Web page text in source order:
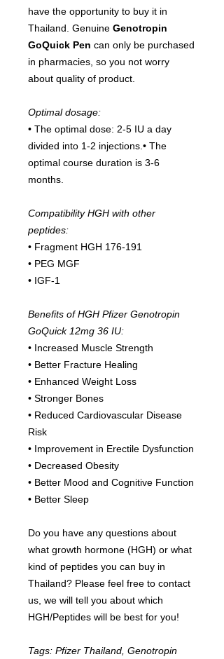
have the opportunity to buy it in
Thailand. Genuine Genotropin
GoQuick Pen can only be purchased
in pharmacies, so you not worry
about quality of product.
Optimal dosage:
• The optimal dose: 2-5 IU a day
divided into 1-2 injections.• The
optimal course duration is 3-6
months.
Compatibility HGH with other
peptides:
• Fragment HGH 176-191
• PEG MGF
• IGF-1
Benefits of HGH Pfizer Genotropin
GoQuick 12mg 36 IU:
• Increased Muscle Strength
• Better Fracture Healing
• Enhanced Weight Loss
• Stronger Bones
• Reduced Cardiovascular Disease
Risk
• Improvement in Erectile Dysfunction
• Decreased Obesity
• Better Mood and Cognitive Function
• Better Sleep
Do you have any questions about
what growth hormone (HGH) or what
kind of peptides you can buy in
Thailand? Please feel free to contact
us, we will tell you about which
HGH/Peptides will be best for you!
Tags: Pfizer Thailand, Genotropin